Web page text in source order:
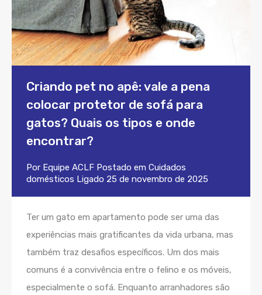
Criando pet no apê: vale a pena
colocar protetor de sofá para
gatos? Quais os tipos e onde
encontrar?
Por Equipe ACLF Postado em Cuidados
domésticos Ligado 25 de novembro de 2025
Ter um gato em apartamento pode ser uma das
experiências mais gratificantes da vida urbana, mas
também traz desafios específicos. Um dos mais
comuns é a convivência entre o felino e os móveis,
especialmente o sofá. Enquanto arranhadores são